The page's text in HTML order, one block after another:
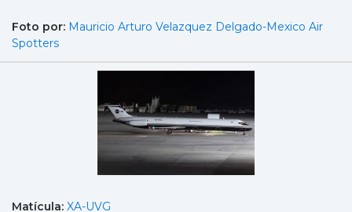
Foto por: Mauricio Arturo Velazquez Delgado-Mexico Air
Spotters
Matícula: XA-UVG